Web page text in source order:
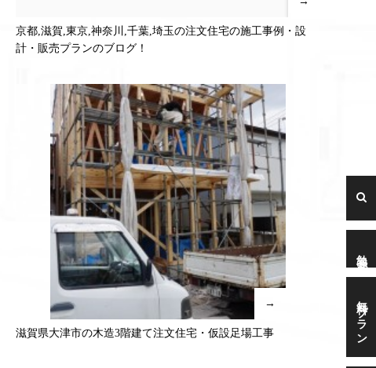
無料プラン
京都,滋賀,東京,神奈川,千葉,埼玉の注文住宅の施工事例・設
計・販売プランのブログ！
→
滋賀県大津市の木造3階建て注文住宅・仮設足場工事